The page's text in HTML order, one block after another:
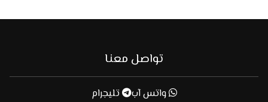
تواصل معنا
واتس آب تليجرام